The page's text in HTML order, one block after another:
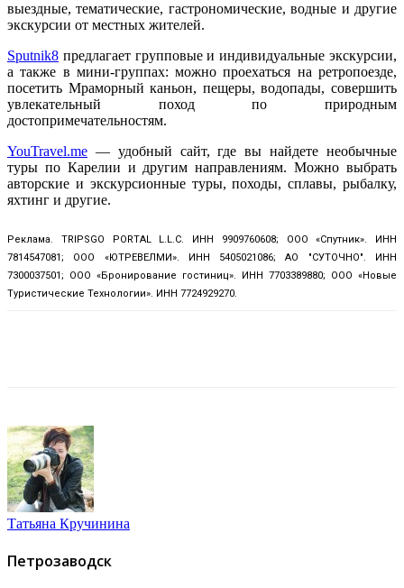
выездные, тематические, гастрономические, водные и другие
экскурсии от местных жителей.
Sputnik8 предлагает групповые и индивидуальные экскурсии,
а также в мини-группах: можно проехаться на ретропоезде,
посетить Мраморный каньон, пещеры, водопады, совершить
увлекательный поход по природным
достопримечательностям.
YouTravel.me — удобный сайт, где вы найдете необычные
туры по Карелии и другим направлениям. Можно выбрать
авторские и экскурсионные туры, походы, сплавы, рыбалку,
яхтинг и другие.
Реклама. TRIPSGO PORTAL L.L.C. ИНН 9909760608; ООО «Спутник». ИНН
7814547081; ООО «ЮТРЕВЕЛМИ». ИНН 5405021086; АО "СУТОЧНО". ИНН
7300037501; ООО «Бронирование гостиниц». ИНН 7703389880; ООО «Новые
Туристические Технологии». ИНН 7724929270.
Татьяна Кручинина
Петрозаводск